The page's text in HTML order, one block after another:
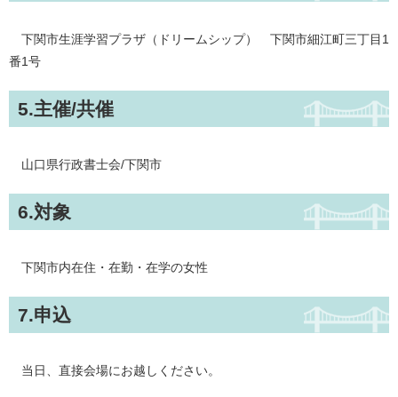
下関市生涯学習プラザ（ドリームシップ） 下関市細江町三丁目1
番1号
5.主催/共催
山口県行政書士会/下関市
6.対象
下関市内在住・在勤・在学の女性
7.申込
当日、直接会場にお越しください。